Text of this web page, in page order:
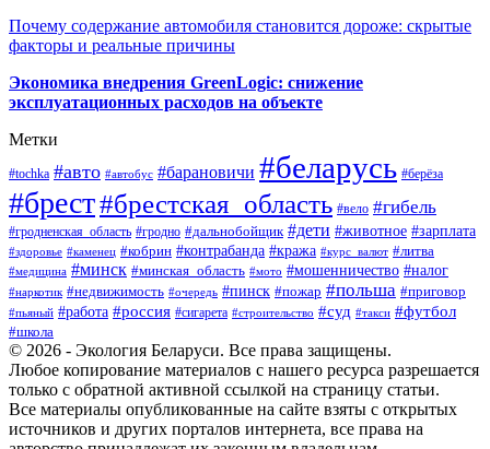
Почему содержание автомобиля становится дороже: скрытые
факторы и реальные причины
Экономика внедрения GreenLogic: снижение
эксплуатационных расходов на объекте
Метки
#tochka #авто #автобус #барановичи #беларусь #берёза
#брест#брестская_область #вело #гибель
#гродненская_область #гродно #дальнобойщик #дети #животное #зарплата
#здоровье #каменец #кобрин #контрабанда #кража #курс_валют #литва
#медицина #минск #минская_область #мото #мошенничество #налог
#наркотик #недвижимость #очередь #пинск #пожар #польша #приговор
#пьяный #работа #россия #сигарета #строительство #суд #такси #футбол
#школа
© 2026 - Экология Беларуси. Все права защищены.
Любое копирование материалов с нашего ресурса разрешается
только с обратной активной ссылкой на страницу статьи.
Все материалы опубликованные на сайте взяты с открытых
источников и других порталов интернета, все права на